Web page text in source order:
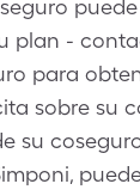
plan -
para
sobre su
su